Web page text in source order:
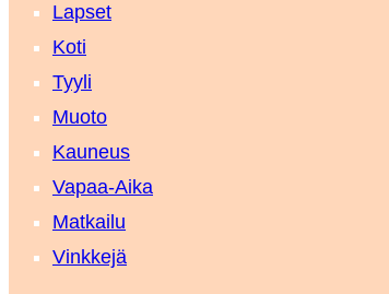
Lapset
Koti
Tyyli
Muoto
Kauneus
Vapaa-Aika
Matkailu
Vinkkejä